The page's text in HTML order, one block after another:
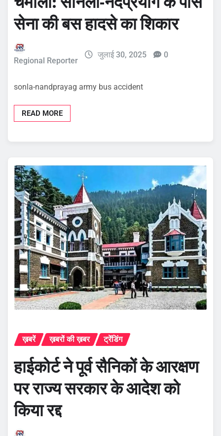
सेना की बस हादसे का शिकार
Regional Reporter
जुलाई 30, 2025 0
sonla-nandprayag army bus accident
READ MORE
ख़बरें ख़बरों की ख़बर ट्रेंडिंग
हाईकोर्ट ने पूर्व सैनिकों के आरक्षण
पर राज्य सरकार के आदेश को
किया रद्द